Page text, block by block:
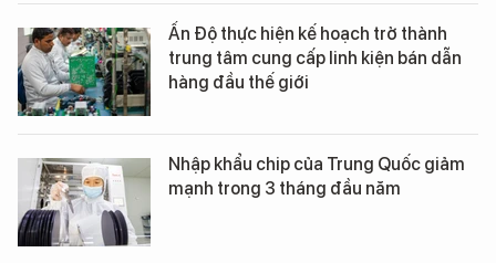
Ấn Độ thực hiện kế hoạch trở thành
trung tâm cung cấp linh kiện bán dẫn
hàng đầu thế giới
Nhập khẩu chip của Trung Quốc giảm
mạnh trong 3 tháng đầu năm